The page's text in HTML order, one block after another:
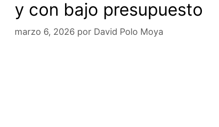
y con bajo presupuesto
marzo 6, 2026 por David Polo Moya